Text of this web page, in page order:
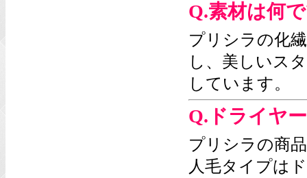
Q.素材は何
プリシラの化
し、美しいス
しています。
Q.ドライヤ
プリシラの商
人毛タイプは